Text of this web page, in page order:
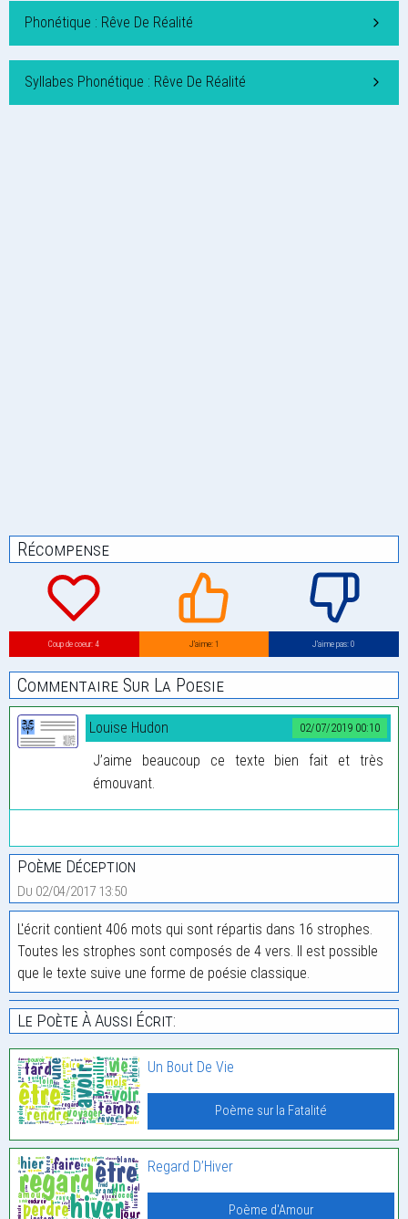
Phonétique : Rêve De Réalité
Syllabes Phonétique : Rêve De Réalité
Récompense
Coup de coeur: 4 J’aime: 1 J’aime pas: 0
Commentaire Sur La Poesie
02/07/2019 00:10
Louise Hudon
J’aime beaucoup ce texte bien fait et très
émouvant.
Poème Déception
Du 02/04/2017 13:50
L'écrit contient 406 mots qui sont répartis dans 16 strophes.
Toutes les strophes sont composés de 4 vers. Il est possible
que le texte suive une forme de poésie classique.
Le Poète À Aussi Écrit:
Un Bout De Vie
Poème sur la Fatalité
Regard D’Hiver
Poème d'Amour